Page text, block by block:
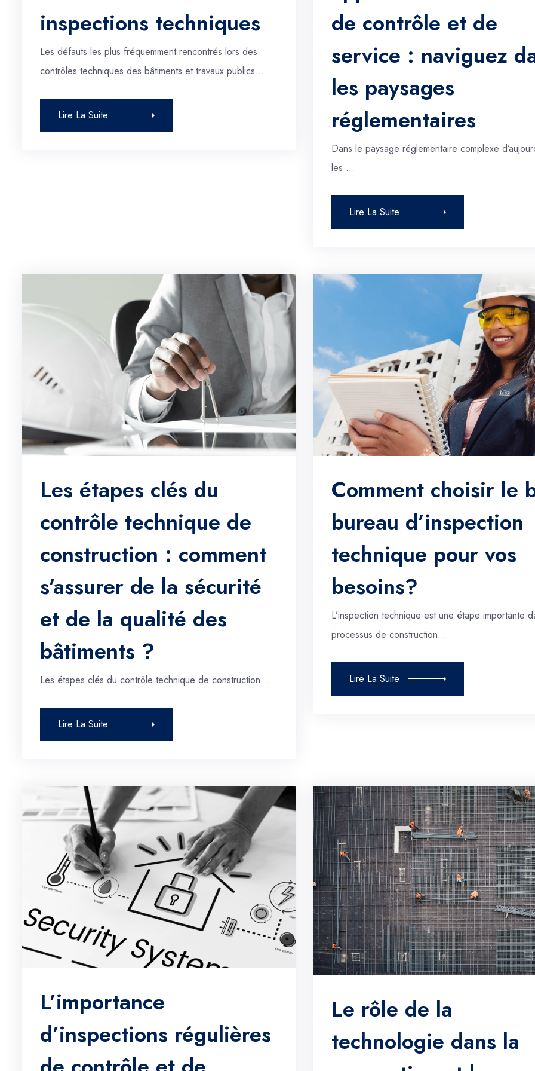
inspections techniques
Les défauts les plus fréquemment rencontrés lors des
contrôles techniques des bâtiments et travaux publics…
Lire La Suite
de contrôle et de
service : naviguez
les paysages
réglementaires
Dans le paysage réglementaire complexe
les …
Lire La Suite
Les étapes clés du
contrôle technique de
construction : comment
s’assurer de la sécurité
et de la qualité des
bâtiments ?
Les étapes clés du contrôle technique de construction…
Lire La Suite
Comment choisir le
bureau d’inspection
technique pour vos
besoins?
L’inspection technique est une étape importante
processus de construction…
Lire La Suite
L’importance
d’inspections régulières
Le rôle de la
technologie dans la